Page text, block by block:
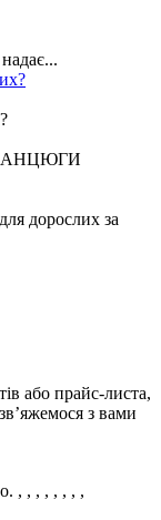
дорослих за
або прайс-листа,
з вами
, , , , , , , ,